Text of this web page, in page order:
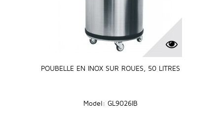
POUBELLE EN INOX SUR ROUES, 50 LITRES
Model: GL9026IB